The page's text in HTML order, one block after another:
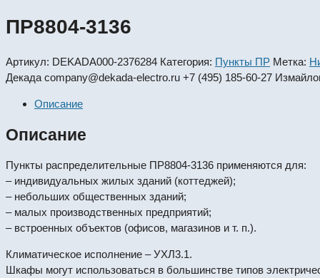
ПР8804-3136
Артикул: DEKADA000-2376284 Категория: Пункты ПР Метка:
Декада company@dekada-electro.ru +7 (495) 185-60-27
Описание
Описание
Пункты распределительные ПР8804-3136 применяются для:
– индивидуальных жилых зданий (коттеджей);
– небольших общественных зданий;
– малых производственных предприятий;
– встроенных объектов (офисов, магазинов и т. п.).
Климатическое исполнение – УХЛ3.1.
Шкафы могут использоваться в большинстве типов